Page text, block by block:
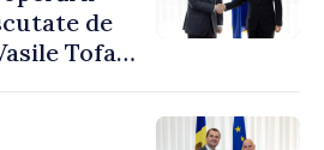
de
Tofan